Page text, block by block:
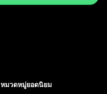
หมวดหมู่ยอดนิยม